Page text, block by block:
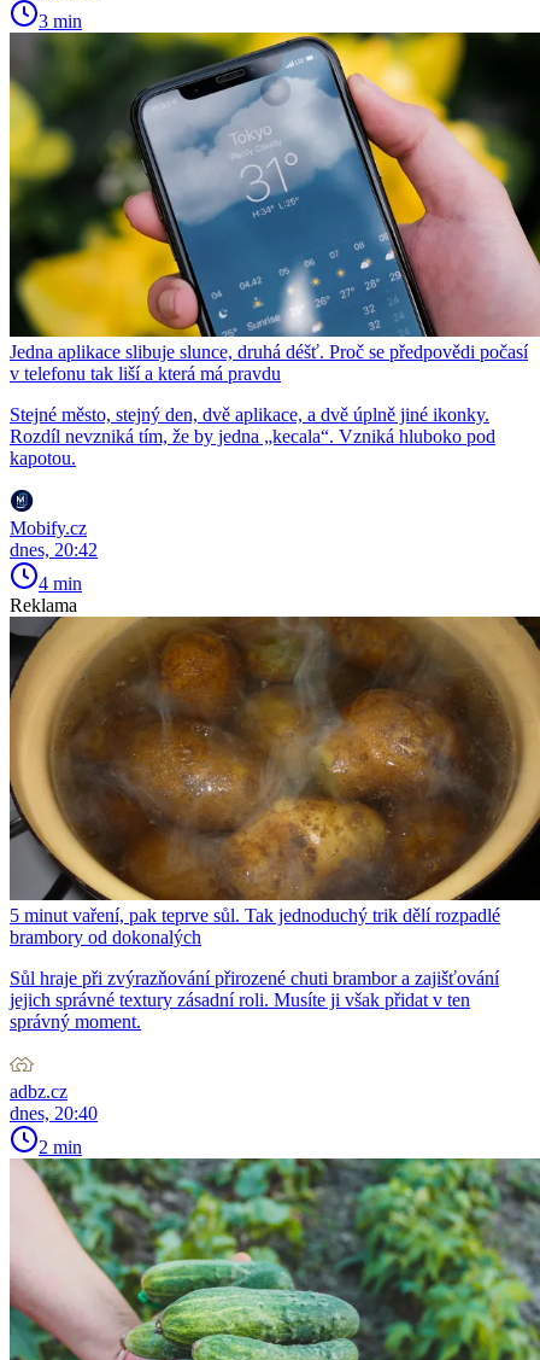
3 min
Jedna aplikace slibuje slunce, druhá déšť. Proč se předpovědi počasí
v telefonu tak liší a která má pravdu
Stejné město, stejný den, dvě aplikace, a dvě úplně jiné ikonky.
Rozdíl nevzniká tím, že by jedna „kecala“. Vzniká hluboko pod
kapotou.
Mobify.cz
dnes, 20:42
4 min
Reklama
5 minut vaření, pak teprve sůl. Tak jednoduchý trik dělí rozpadlé
brambory od dokonalých
Sůl hraje při zvýrazňování přirozené chuti brambor a zajišťování
jejich správné textury zásadní roli. Musíte ji však přidat v ten
správný moment.
adbz.cz
dnes, 20:40
2 min